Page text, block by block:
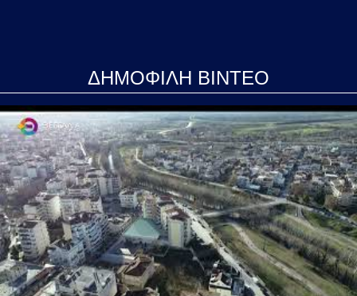
ΔΗΜΟΦΙΛΗ ΒΙΝΤΕΟ